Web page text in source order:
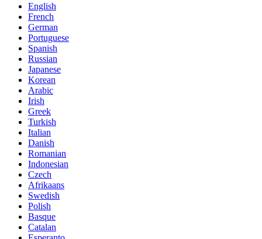
English
French
German
Portuguese
Spanish
Russian
Japanese
Korean
Arabic
Irish
Greek
Turkish
Italian
Danish
Romanian
Indonesian
Czech
Afrikaans
Swedish
Polish
Basque
Catalan